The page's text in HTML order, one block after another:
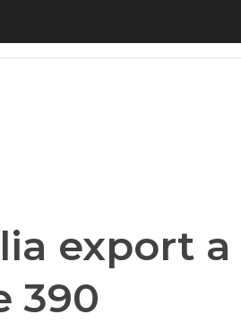
export a
390